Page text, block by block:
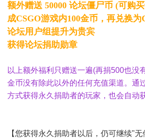
额外赠送 50000 论坛僵尸币 (可购
成CSGO游戏内100金币，再兑换为
论坛用户组提升为贵宾
获得论坛捐助勋章
以上额外福利只赠送一遍(再捐500也没
金币没有除此以外的任何充值渠道。 通
方式获得永久捐助者的玩家，也会自动
【您获得永久捐助者以后，仍可继续"